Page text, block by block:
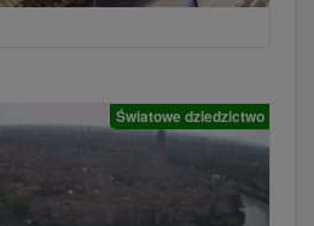
Światowe dziedzictwo